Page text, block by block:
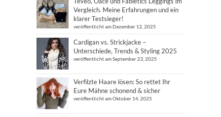
Vergleich. Meine Erfahrungen und ein
klarer Testsieger!
veröffentlicht am Dezember 12, 2025
Cardigan vs. Strickjacke –
Unterschiede, Trends & Styling 2025
veröffentlicht am September 23, 2025
Verfilzte Haare lösen: So rettet Ihr
Eure Mähne schonend & sicher
veröffentlicht am Oktober 14, 2025